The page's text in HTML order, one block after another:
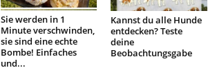
Sie werden in 1
Minute verschwinden,
sie sind eine echte
Bombe! Einfaches
und...
Kannst du alle Hunde
entdecken? Teste
deine
Beobachtungsgabe